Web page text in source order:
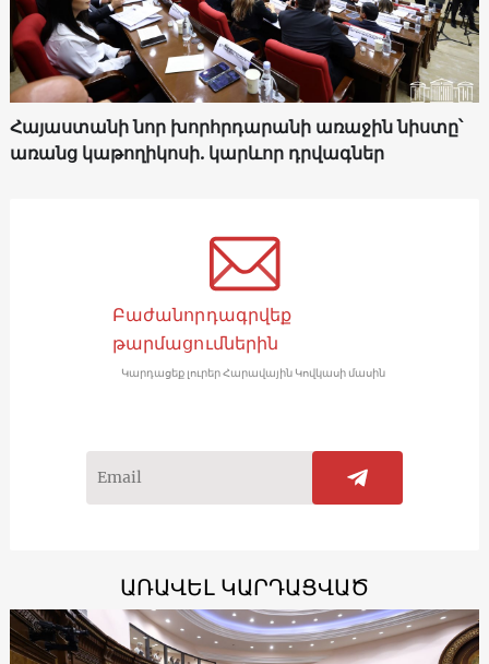
Հայաստանի նոր խորհրդարանի առաջին նիստը՝
առանց կաթողիկոսի. կարևոր դրվագներ
Բաժանորդագրվեք
թարմացումներին
Կարդացեք լուրեր Հարավային Կովկասի մասին
ԱՌԱՎԵԼ ԿԱՐԴԱՑՎԱԾ